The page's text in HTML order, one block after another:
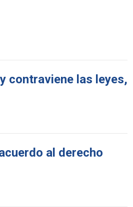
contraviene las leyes,
al derecho